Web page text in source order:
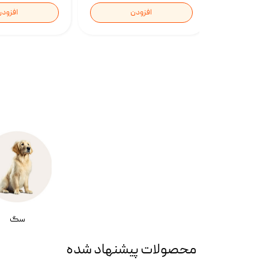
افزودن
سگ
محصولات پیشنهاد شده